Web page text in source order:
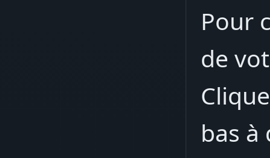
Pour
de
bas à